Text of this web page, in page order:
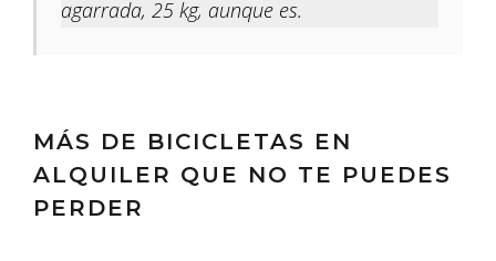
agarrada, 25 kg, aunque es.
MÁS DE BICICLETAS EN
ALQUILER QUE NO TE PUEDES
PERDER